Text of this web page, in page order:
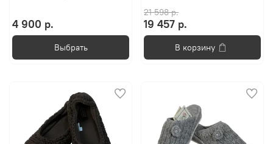
4 900 р.
Выбрать
21 598 р.
19 457 р.
В корзину